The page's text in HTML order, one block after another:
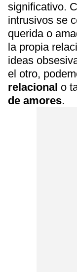
significativo.
intrusivos se
querida o
la propia
ideas
el otro,
relacional o
de amores.